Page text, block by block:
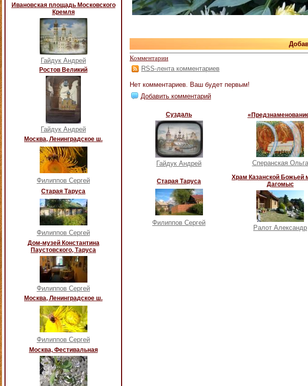
Ивановская площадь Московского
Кремля
Гайдук Андрей
Ростов Великий
Гайдук Андрей
Москва, Ленинградское ш.
Филиппов Сергей
Старая Таруса
Филиппов Сергей
Дом-музей Константина
Паустовского, Таруса
Филиппов Сергей
Москва, Ленинградское ш.
Филиппов Сергей
Москва, Фестивальная
Комментарии
RSS-лента комментариев
Нет комментариев. Ваш будет первым!
Добавить комментарий
Суздаль
Гайдук Андрей Сперанская Ольга
Старая Таруса
Филиппов Сергей
Храм Казанской Божьей
Дагомыс
Ралот Александр